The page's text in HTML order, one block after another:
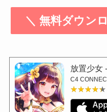
＼ 無料ダウン
放置少女
C4
★★★★★
★★★★★